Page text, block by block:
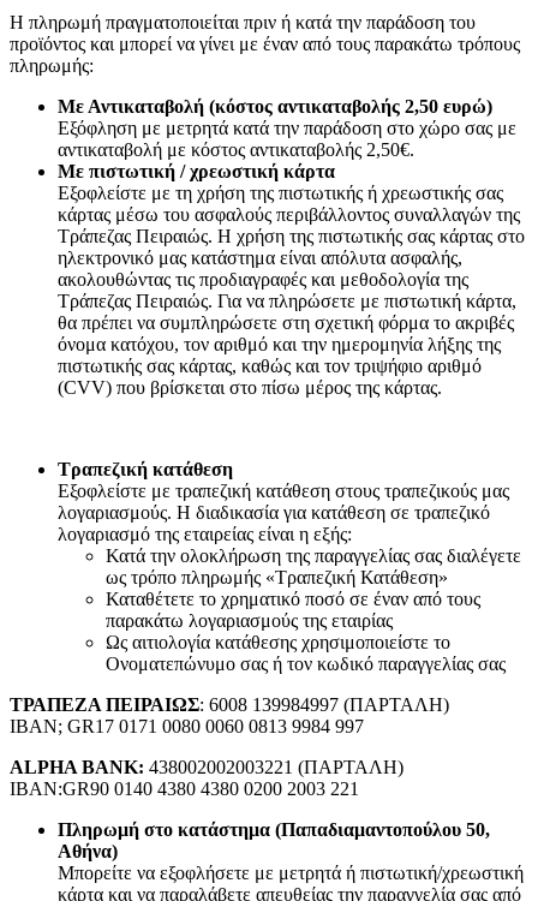
Η πληρωμή πραγματοποιείται πριν ή κατά την παράδοση του
προϊόντος και μπορεί να γίνει με έναν από τους παρακάτω τρόπους
πληρωμής:
Με Αντικαταβολή (κόστος αντικαταβολής 2,50 ευρώ)
Εξόφληση με μετρητά κατά την παράδοση στο χώρο σας με
αντικαταβολή με κόστος αντικαταβολής 2,50€.
Με πιστωτική / χρεωστική κάρτα
Εξοφλείστε με τη χρήση της πιστωτικής ή χρεωστικής σας
κάρτας μέσω του ασφαλούς περιβάλλοντος συναλλαγών της
Τράπεζας Πειραιώς. Η χρήση της πιστωτικής σας κάρτας στο
ηλεκτρονικό μας κατάστημα είναι απόλυτα ασφαλής,
ακολουθώντας τις προδιαγραφές και μεθοδολογία της
Τράπεζας Πειραιώς. Για να πληρώσετε με πιστωτική κάρτα,
θα πρέπει να συμπληρώσετε στη σχετική φόρμα το ακριβές
όνομα κατόχου, τον αριθμό και την ημερομηνία λήξης της
πιστωτικής σας κάρτας, καθώς και τον τριψήφιο αριθμό
(CVV) που βρίσκεται στο πίσω μέρος της κάρτας.
Τραπεζική κατάθεση
Εξοφλείστε με τραπεζική κατάθεση στους τραπεζικούς μας
λογαριασμούς. Η διαδικασία για κατάθεση σε τραπεζικό
λογαριασμό της εταιρείας είναι η εξής:
Κατά την ολοκλήρωση της παραγγελίας σας διαλέγετε
ως τρόπο πληρωμής «Τραπεζική Κατάθεση»
Καταθέτετε το χρηματικό ποσό σε έναν από τους
παρακάτω λογαριασμούς της εταιρίας
Ως αιτιολογία κατάθεσης χρησιμοποιείστε το
Ονοματεπώνυμο σας ή τον κωδικό παραγγελίας σας
ΤΡΑΠΕΖΑ ΠΕΙΡΑΙΩΣ: 6008 139984997 (ΠΑΡΤΑΛΗ)
IBAN; GR17 0171 0080 0060 0813 9984 997
ALPHA BANK: 438002002003221 (ΠΑΡΤΑΛΗ)
IBAN:GR90 0140 4380 4380 0200 2003 221
Πληρωμή στο κατάστημα (Παπαδιαμαντοπούλου 50,
Αθήνα)
Μπορείτε να εξοφλήσετε με μετρητά ή πιστωτική/χρεωστική
κάρτα και να παραλάβετε απευθείας την παραγγελία σας από